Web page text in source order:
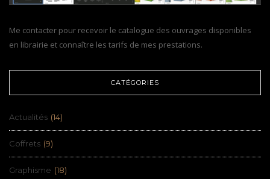
Me contacter pour recevoir le catalogue des ouvrages disponibles
en librairie et connaître les tarifs de mes prestations.
CATÉGORIES
Actualités (14)
Coffrets (9)
Graphisme (18)